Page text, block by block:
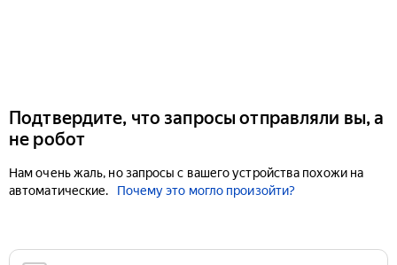
Подтвердите, что запросы отправляли вы, а
не робот
Нам очень жаль, но запросы с вашего устройства похожи на
автоматические.
Почему это могло произойти?